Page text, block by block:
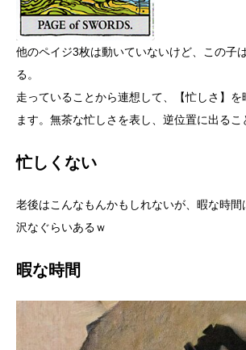
他のペイジ3枚は動いていないけど、この子
る。
走っていることから連想して、【忙しさ】を
ます。無茶な忙しさを表し、逆位置に出るこ
忙しくない
老後はこんなもんかもしれないが、暇な時
沢なぐらいあるｗ
暇な時間